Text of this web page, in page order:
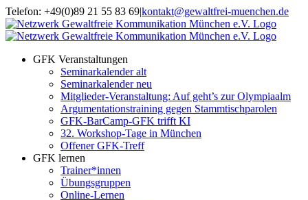
Zum
Inhalt
springen
Telefon: +49(0)89 21 55 83 69|kontakt@gewaltfrei-muenchen.de
Einloggen
Seminarkalender
Infos
zum
GFK Veranstaltungen
Seminarkalender alt
Seminarkalender neu
Mitglieder-Veranstaltung: Auf geht’s zur Olympiaalm
Argumentationstraining gegen Stammtischparolen
GFK-BarCamp-GFK trifft KI
32. Workshop-Tage in München
Offener GFK-Treff
GFK lernen
Trainer*innen
Übungsgruppen
Online-Lernen